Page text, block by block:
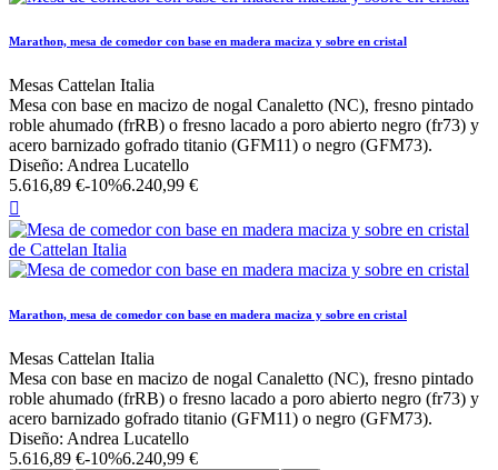
Marathon, mesa de comedor con base en madera maciza y sobre en cristal
Mesas Cattelan Italia
Mesa con base en macizo de nogal Canaletto (NC), fresno pintado
roble ahumado (frRB) o fresno lacado a poro abierto negro (fr73) y
acero barnizado gofrado titanio (GFM11) o negro (GFM73).
Diseño: Andrea Lucatello
5.616,89 €-10%6.240,99 €

Marathon, mesa de comedor con base en madera maciza y sobre en cristal
Mesas Cattelan Italia
Mesa con base en macizo de nogal Canaletto (NC), fresno pintado
roble ahumado (frRB) o fresno lacado a poro abierto negro (fr73) y
acero barnizado gofrado titanio (GFM11) o negro (GFM73).
Diseño: Andrea Lucatello
5.616,89 €-10%6.240,99 €